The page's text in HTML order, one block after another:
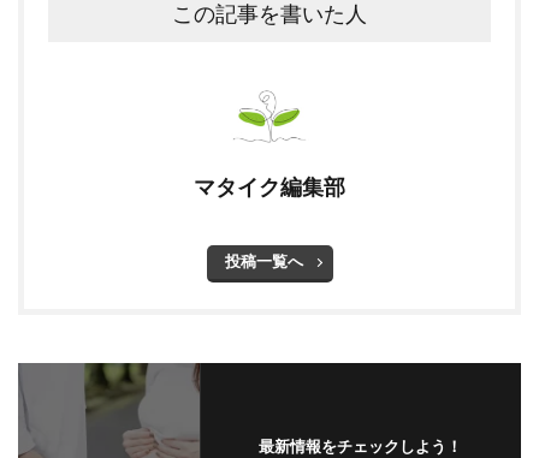
この記事を書いた人
マタイク編集部
投稿一覧へ
最新情報をチェックしよう！